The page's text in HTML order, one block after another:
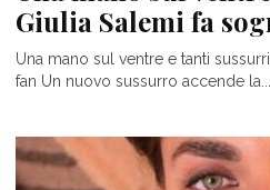
Giulia Salemi fa
Una mano sul ventre e tanti
fan Un nuovo sussurro accende la...